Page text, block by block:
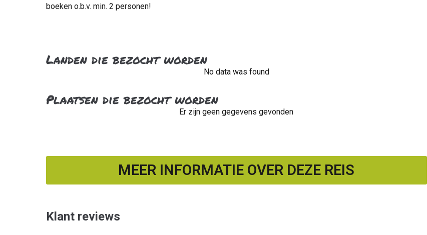
boeken o.b.v. min. 2 personen!
Landen die bezocht worden
No data was found
Plaatsen die bezocht worden
Er zijn geen gegevens gevonden
MEER INFORMATIE OVER DEZE REIS
Klant reviews